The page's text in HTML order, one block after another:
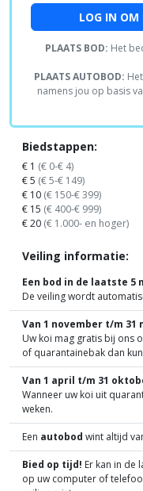
LOG IN OM
PLAATS BOD: Het
PLAATS AUTOBOD:
namens jou op basis
Biedstappen:
€ 1 (€ 0-€ 4)
€ 5 (€ 5-€ 149)
€ 10 (€ 150-€ 399)
€ 15 (€ 400-€ 999)
€ 20 (€ 1.000- en hoger)
Veiling informatie:
Een bod in de laatste 5
De veiling wordt
Van 1 november t/m 31
Uw koi mag gratis bij ons
of quarantainebak dan
Van 1 april t/m 31
Wanneer uw koi uit
weken.
Een autobod wint altijd
Bied op tijd! Er kan in de
op uw computer of